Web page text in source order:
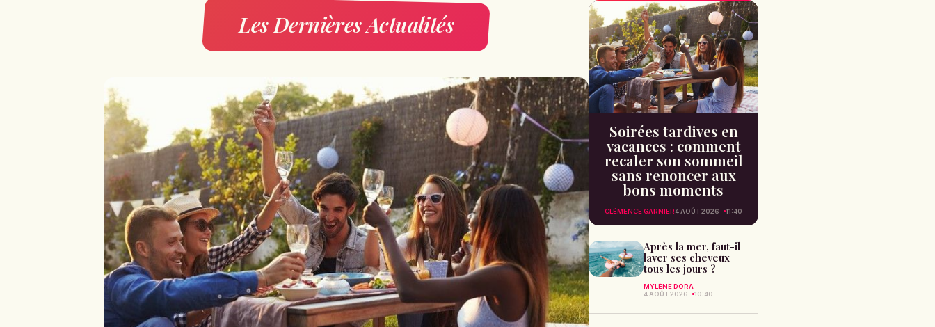
Les Dernières Actualités
Soirées tardives en
vacances : comment
recaler son sommeil
sans renoncer aux
bons moments
CLÉMENCE GARNIER4 AOÛT 2026 11:40
Après la mer, faut-il
laver ses cheveux
tous les jours ?
MYLÈNE DORA
4 AOÛT 2026
10:40